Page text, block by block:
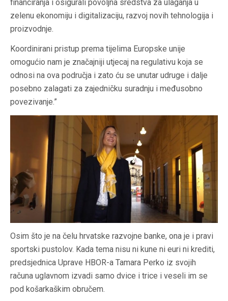
financiranja i osigurali povoljna sredstva za ulaganja u
zelenu ekonomiju i digitalizaciju, razvoj novih tehnologija i
proizvodnje.
Koordinirani pristup prema tijelima Europske unije
omogućio nam je značajniji utjecaj na regulativu koja se
odnosi na ova područja i zato ću se unutar udruge i dalje
posebno zalagati za zajedničku suradnju i međusobno
povezivanje.”
Osim što je na čelu hrvatske razvojne banke, ona je i pravi
sportski pustolov. Kada tema nisu ni kune ni euri ni krediti,
predsjednica Uprave HBOR-a Tamara Perko iz svojih
računa uglavnom izvadi samo dvice i trice i veseli im se
pod košarkaškim obručem.